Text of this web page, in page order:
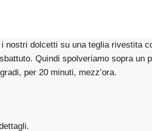
nostri dolcetti su una teglia rivestita
Quindi spolveriamo sopra un
per 20 minuti, mezz’ora.